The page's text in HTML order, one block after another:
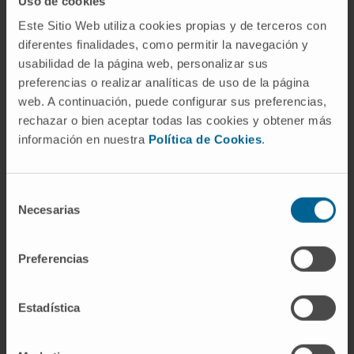
Este Sitio Web utiliza cookies propias y de terceros con
diferentes finalidades, como permitir la navegación y
usabilidad de la página web, personalizar sus
preferencias o realizar analíticas de uso de la página
web. A continuación, puede configurar sus preferencias,
rechazar o bien aceptar todas las cookies y obtener más
información en nuestra Política de Cookies.
Necesarias
Preferencias
Estadística
Investigador | Investigador principal
Grupo de Investigación en
Estrategias Combinadas de
Inmunoterapia Traslacional
Arantza Azpilicueta
Lusarreta
Técnico de Investigación
Estrategias Combinadas de